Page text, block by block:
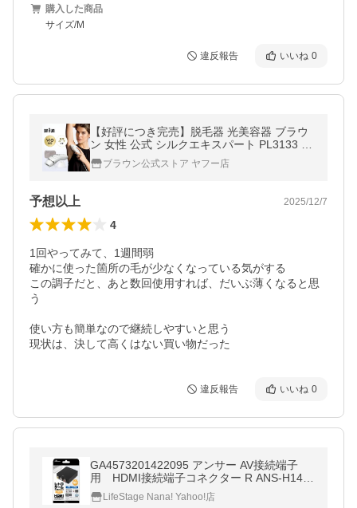
購入した商品
サイズ/M
違反報告 いいね 0
【好評につき完売】脱毛器 光美容器 ブラウ
ン 女性 公式 シルクエキスパート PL3133 正
規品 ブラウン Braun 超PayPay祭 メーカー1
年保証 レディース ipl ムダ毛
ブラウン公式ストア ヤフー店
予想以上 2025/12/7
4
1回やってみて、1週間弱
確かに使った箇所の毛が少なくなっている気がする
この調子だと、あと数回使用すれば、だいぶ薄くなると思
う
使い方も簡単なので継続しやすいと思う
現状は、決して高くはない買い物だった
違反報告 いいね 0
GA4573201422095 アンサー AV接続端子
用 HDMI接続端子コネクター R ANS-H149
AV端子（赤白黄）変換
LifeStage Nana! Yahoo!店